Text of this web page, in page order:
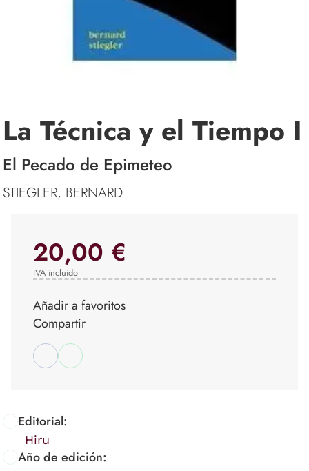
La Técnica y el Tiempo I
El Pecado de Epimeteo
STIEGLER, BERNARD
Editorial:
Hiru
Año de edición:
20,00 €
IVA incluido
Añadir a favoritos
Compartir